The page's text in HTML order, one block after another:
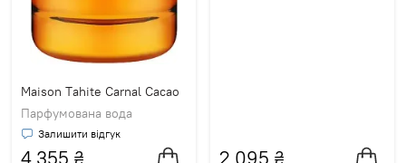
Maison Tahite Carnal Cacao
Парфумована вода
Залишити відгук